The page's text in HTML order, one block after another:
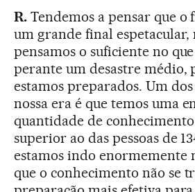
R. Tendemos a pensar que
um grande final espetacular,
pensamos o suficiente no
perante um desastre médio,
estamos preparados. Um
nossa era é que temos uma
quantidade de
superior ao das pessoas de
estamos indo enormemente
que o conhecimento não se